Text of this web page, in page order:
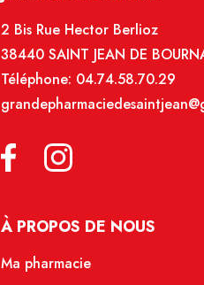
2 Bis Rue Hector Berlioz
38440 SAINT JEAN DE
Téléphone: 04.74.58.70.29
À PROPOS DE NOUS
Ma pharmacie